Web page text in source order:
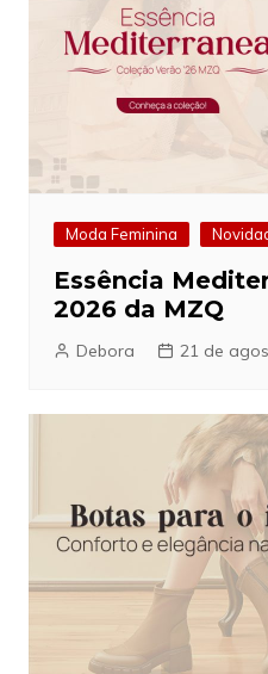
Moda Feminina
Essência
2026 da MZQ
Debora 21 de